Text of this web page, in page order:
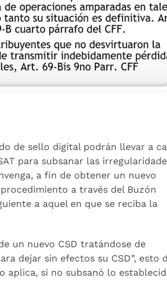
de sello digital podrán llevar a
para subsanar las
a fin de obtener un nuevo
a través del Buzón
a aquel en que se reciba la
un nuevo CSD tratándose de
dejar sin efectos su CSD”, esto
aplica, si no subsanó lo